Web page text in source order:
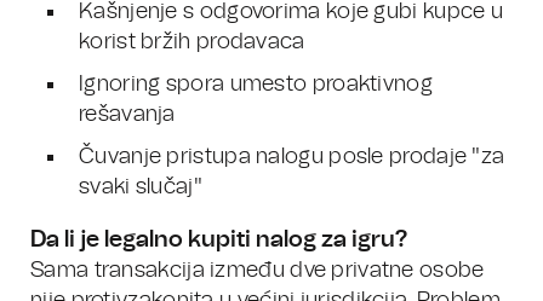
Kašnjenje s odgovorima koje gubi kupce u
korist bržih prodavaca
Ignoring spora umesto proaktivnog
rešavanja
Čuvanje pristupa nalogu posle prodaje "za
svaki slučaj"
Da li je legalno kupiti nalog za igru?
Sama transakcija između dve privatne osobe